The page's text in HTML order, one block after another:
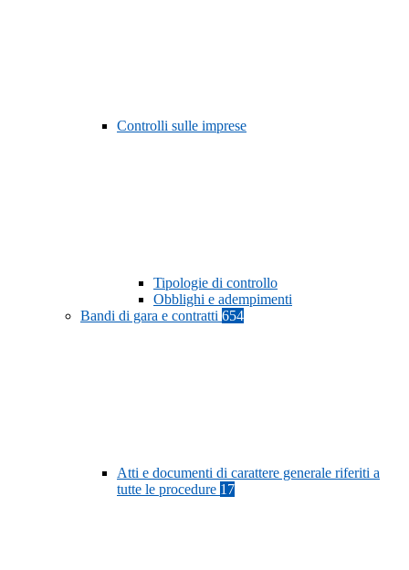
Controlli sulle imprese
Tipologie di controllo
Obblighi e adempimenti
Bandi di gara e contratti 654
Atti e documenti di carattere generale riferiti a
tutte le procedure 17